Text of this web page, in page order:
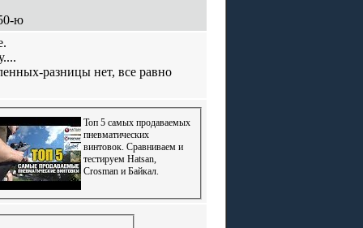
ю
разницы нет, все равно
Топ 5 самых продаваемых
пневматических
винтовок. Сравниваем и
тестируем Hatsan,
Crosman и Байкал.